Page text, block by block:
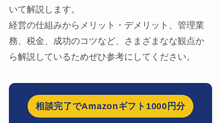
いて解説します。
経営の仕組みからメリット・デメリット、管理業
務、税金、成功のコツなど、さまざまなな観点か
ら解説しているためぜひ参考にしてください。
相談完了でAmazonギフト1000円分